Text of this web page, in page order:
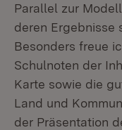
Parallel zur
deren Ergebnisse
Besonders freue
Schulnoten der
Karte sowie die
Land und
der Präsentation